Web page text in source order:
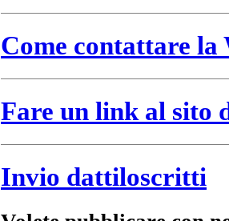
Come contattare
Fare un link al sito
Invio dattiloscritti